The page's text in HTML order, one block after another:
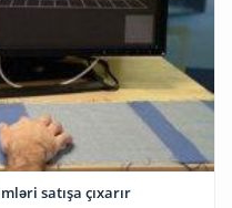
satışa çıxarır